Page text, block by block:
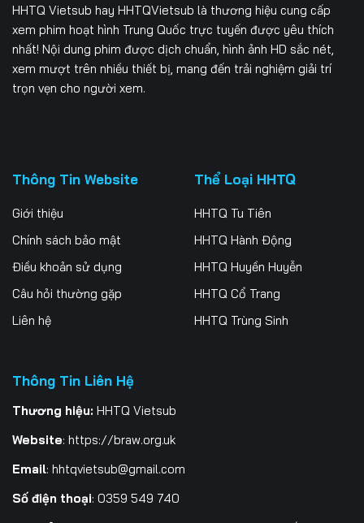
HHTQ Vietsub hay HHTQVietsub là thương hiệu cung cấp
xem phim hoạt hình Trung Quốc trực tuyến được yêu thích
nhất! Nội dung phim được dịch chuẩn, hình ảnh HD sắc nét,
xem mượt trên nhiều thiết bị, mang đến trải nghiệm giải trí
trọn vẹn cho người xem.
Thông Tin Website
Giới thiệu
Chính sách bảo mật
Điều khoản sử dụng
Câu hỏi thường gặp
Liên hệ
Thể Loại HHTQ
HHTQ Tu Tiên
HHTQ Hành Động
HHTQ Huyền Huyễn
HHTQ Cổ Trang
HHTQ Trùng Sinh
Thông Tin Liên Hệ
Thương hiệu: HHTQ Vietsub
Website: https://braw.org.uk
Email: hhtqvietsub@gmail.com
Số điện thoại: 0359 549 740